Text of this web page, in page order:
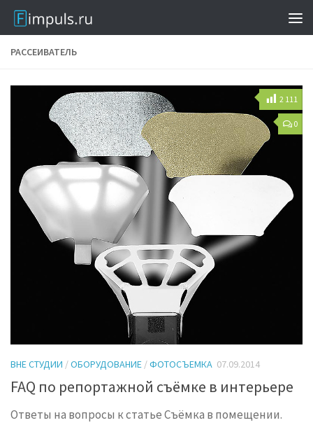
РАССЕИВАТЕЛЬ
0
2 111
ВНЕ СТУДИИ /ОБОРУДОВАНИЕ /ФОТОСЪЕМКА 07.09.2014
FAQ по репортажной съёмке в интерьере
Ответы на вопросы к статье Съёмка в помещении.